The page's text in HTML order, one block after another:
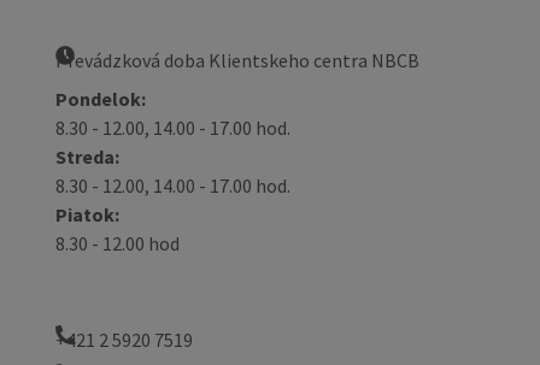
Prevádzková doba Klientskeho centra NBCB
Pondelok:
8.30 - 12.00, 14.00 - 17.00 hod.
Streda:
8.30 - 12.00, 14.00 - 17.00 hod.
Piatok:
8.30 - 12.00 hod
+421 2 5920 7519